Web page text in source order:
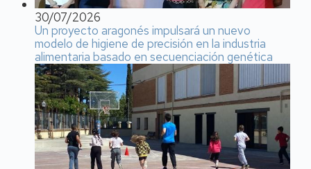
30/07/2026
Un proyecto aragonés impulsará un nuevo
modelo de higiene de precisión en la industria
alimentaria basado en secuenciación genética